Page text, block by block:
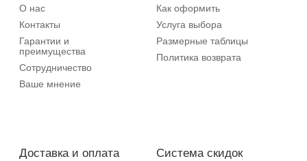
О нас
Контакты
Гарантии и
преимущества
Сотрудничество
Ваше мнение
Как оформить
Услуга выбора
Размерные таблицы
Политика возврата
Доставка и оплата Система скидок